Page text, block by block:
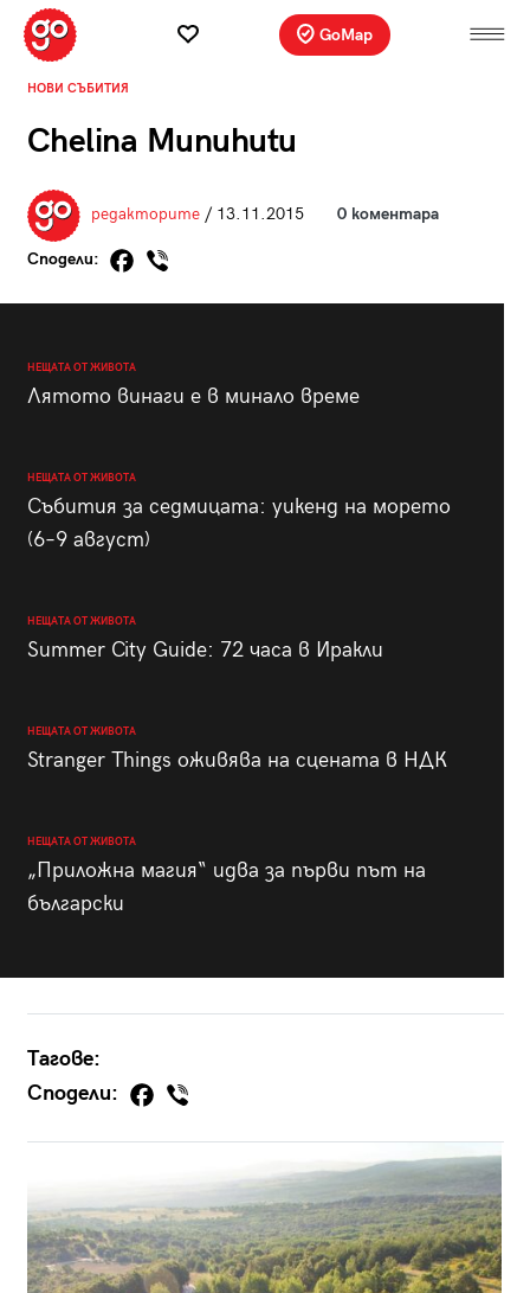
GoMap
НОВИ СЪБИТИЯ
Chelina Munuhutu
редакторите/ 13.11.2015 0 коментара
Сподели:
НЕЩАТА ОТ ЖИВОТА
Лятото винаги е в минало време
НЕЩАТА ОТ ЖИВОТА
Събития за седмицата: уикенд на морето
(6–9 август)
НЕЩАТА ОТ ЖИВОТА
Summer City Guide: 72 часа в Иракли
НЕЩАТА ОТ ЖИВОТА
Stranger Things оживява на сцената в НДК
НЕЩАТА ОТ ЖИВОТА
„Приложна магия“ идва за първи път на
български
Тагове:
Сподели: